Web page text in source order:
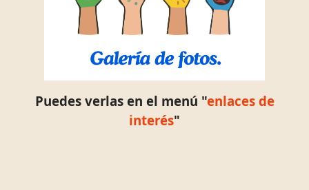
Puedes verlas en el menú "enlaces de
interés"